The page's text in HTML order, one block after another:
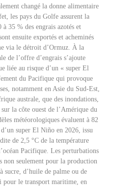
changé la donne alimentaire
les pays du Golfe assurent la
35 % des engrais azotés et
ensuite exportés et acheminés
via le détroit d’Ormuz. À la
de l’offre d’engrais s’ajoute
liée au risque d’un « super El
du Pacifique qui provoque
notamment en Asie du Sud-Est,
australe, que des inondations,
la côte ouest de l’Amérique du
météorologiques évaluent à 82
super El Niño en 2026, issu
de 2,5 °C de la température
Pacifique. Les perturbations
non seulement pour la production
sucre, d’huile de palme ou de
pour le transport maritime, en